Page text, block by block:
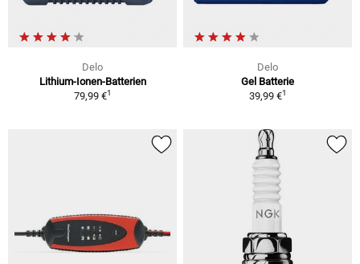
Delo
Lithium-Ionen-Batterien
79,99 €1
Delo
Gel Batterie
39,99 €1